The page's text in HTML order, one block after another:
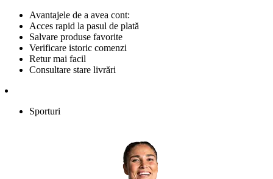
Avantajele de a avea cont:
Acces rapid la pasul de plată
Salvare produse favorite
Verificare istoric comenzi
Retur mai facil
Consultare stare livrări
Sporturi